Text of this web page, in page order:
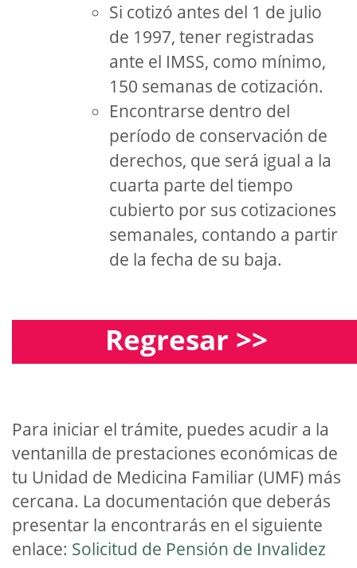
Si cotizó antes del 1 de julio
de 1997, tener registradas
ante el IMSS, como mínimo,
150 semanas de cotización.
Encontrarse dentro del
período de conservación de
derechos, que será igual a la
cuarta parte del tiempo
cubierto por sus cotizaciones
semanales, contando a partir
de la fecha de su baja.
Regresar >>
Para iniciar el trámite, puedes acudir a la
ventanilla de prestaciones económicas de
tu Unidad de Medicina Familiar (UMF) más
cercana. La documentación que deberás
presentar la encontrarás en el siguiente
enlace: Solicitud de Pensión de Invalidez